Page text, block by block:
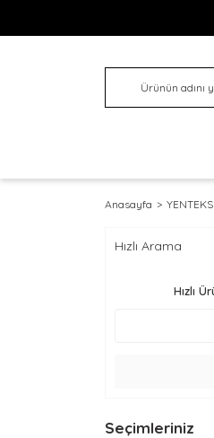
Anasayfa YENTEKS
Hızlı Arama
Hızlı
Seçimleriniz